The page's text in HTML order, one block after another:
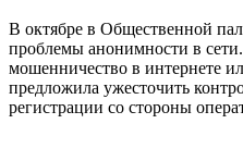
В октябре в Общественной
проблемы анонимности в
мошенничество в интернете
предложила ужесточить
регистрации со стороны